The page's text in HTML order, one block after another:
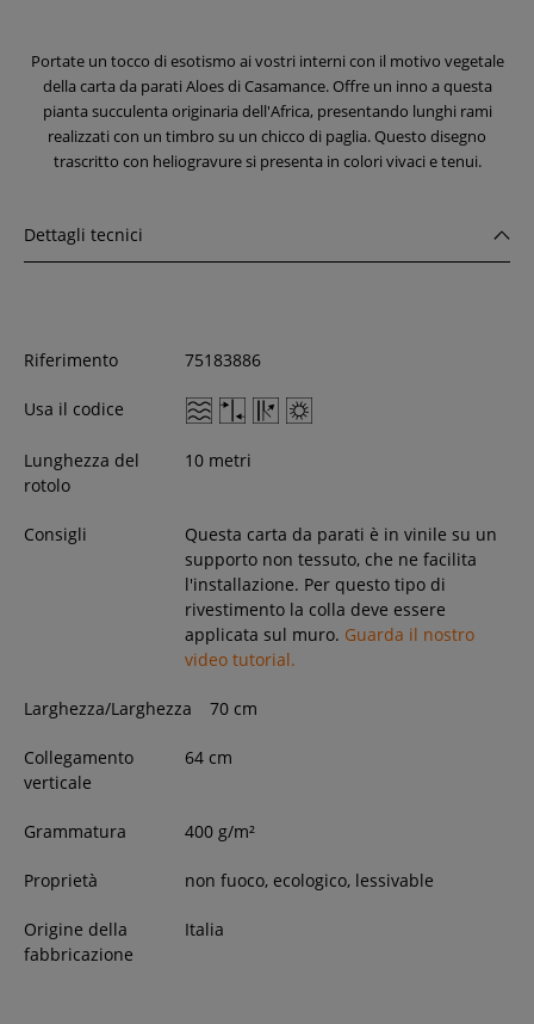
Portate un tocco di esotismo ai vostri interni con il motivo vegetale
della carta da parati Aloes di Casamance. Offre un inno a questa
pianta succulenta originaria dell'Africa, presentando lunghi rami
realizzati con un timbro su un chicco di paglia. Questo disegno
trascritto con heliogravure si presenta in colori vivaci e tenui.
Dettagli tecnici
Riferimento 75183886
Usa il codice
Lunghezza del
rotolo
10 metri
Consigli
Questa carta da parati è in vinile su un
supporto non tessuto, che ne facilita
l'installazione. Per questo tipo di
rivestimento la colla deve essere
applicata sul muro. Guarda il nostro
video tutorial.
Larghezza/Larghezza 70 cm
Collegamento
verticale
64 cm
Grammatura 400 g/m²
Proprietà non fuoco, ecologico, lessivable
Origine della
fabbricazione
Italia